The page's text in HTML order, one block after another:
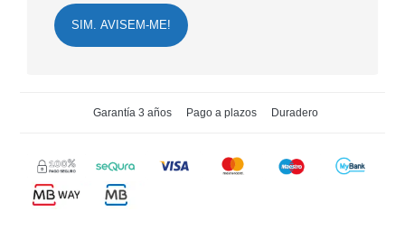
SIM. AVISEM-ME!
Garantía 3 años Pago a plazos Duradero